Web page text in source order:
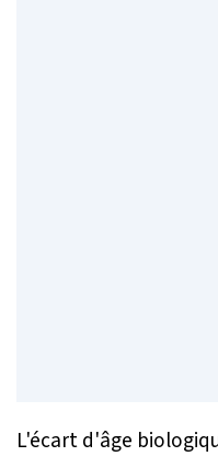
L'écart d'âge